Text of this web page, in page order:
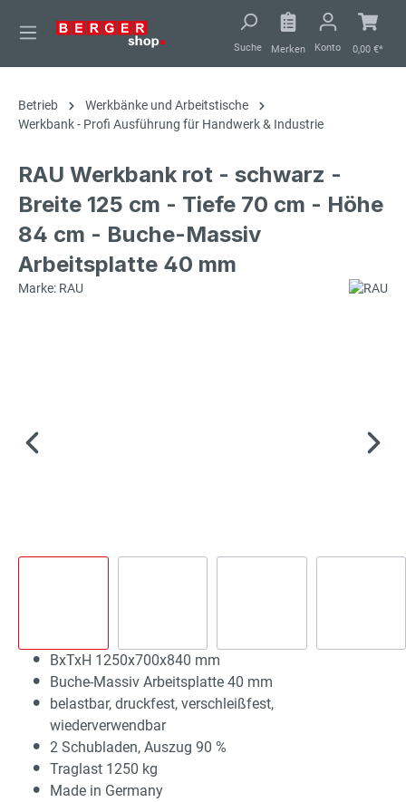
springen
Suche Merken Konto 0,00 €*
Betrieb
Werkbänke und Arbeitstische
Werkbank - Profi Ausführung für Handwerk & Industrie
RAU Werkbank rot - schwarz -
Breite 125 cm - Tiefe 70 cm - Höhe
84 cm - Buche-Massiv
Arbeitsplatte 40 mm
Marke: RAU
BxTxH 1250x700x840 mm
Buche-Massiv Arbeitsplatte 40 mm
belastbar, druckfest, verschleißfest,
wiederverwendbar
2 Schubladen, Auszug 90 %
Traglast 1250 kg
Made in Germany